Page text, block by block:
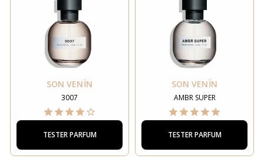
SON VENÏN
3007
TESTER PARFUM
SON VENÏN
AMBR SUPER
TESTER PARFUM